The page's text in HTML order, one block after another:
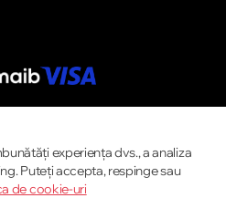
– 2026 ECOM
experiența dvs., a analiza
Puteți accepta, respinge sau
de cookie-uri